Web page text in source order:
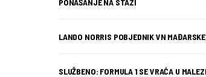
PONAŠANJE NA STAZI
LANDO NORRIS POBJEDNIK VN
SLUŽBENO: FORMULA 1 SE VRAĆA U